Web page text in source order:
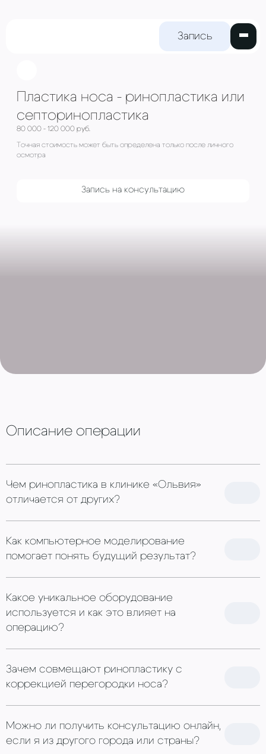
прием
Пластика носа -
септоринопластика
Точная стоимость может быть определена только
Описание операции
Чем ринопластика в клинике «Ольвия»
отличается от других?
Как компьютерное моделирование
помогает понять будущий результат?
Какое уникальное оборудование
используется и как это влияет на
операцию?
Зачем совмещают ринопластику с
коррекцией перегородки носа?
Можно ли получить консультацию онлайн,
если я из другого города или страны?